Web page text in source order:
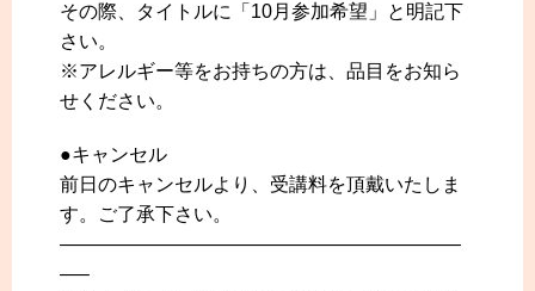
その際、タイトルに「10月参加希望」と明記下
さい。
※アレルギー等をお持ちの方は、品目をお知ら
せください。
●キャンセル
前日のキャンセルより、受講料を頂戴いたしま
す。ご了承下さい。
—————————————————————
—–